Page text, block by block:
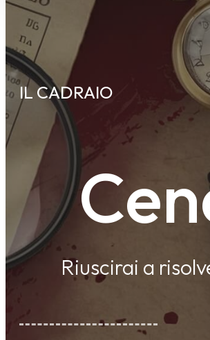
IL CADRAIO
Riuscirai a